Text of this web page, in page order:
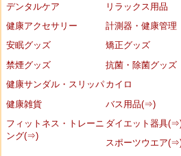
デンタルケア
リラックス用品
健康アクセサリー
計測器・健康管理
安眠グッズ
矯正グッズ
禁煙グッズ
抗菌・除菌グッズ
健康サンダル・スリッパ カイロ
健康雑貨
バス用品(⇒)
フィットネス・トレーニ
ング(⇒)
ダイエット器具
スポーツウエア